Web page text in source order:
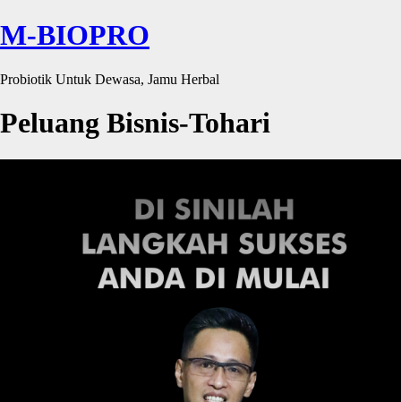
M-BIOPRO
Probiotik Untuk Dewasa, Jamu Herbal
Peluang Bisnis-Tohari